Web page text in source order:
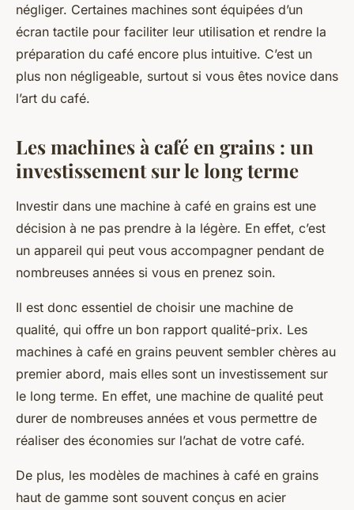
négliger. Certaines machines sont équipées d’un
écran tactile pour faciliter leur utilisation et rendre la
préparation du café encore plus intuitive. C’est un
plus non négligeable, surtout si vous êtes novice dans
l’art du café.
Les machines à café en grains : un
investissement sur le long terme
Investir dans une machine à café en grains est une
décision à ne pas prendre à la légère. En effet, c’est
un appareil qui peut vous accompagner pendant de
nombreuses années si vous en prenez soin.
Il est donc essentiel de choisir une machine de
qualité, qui offre un bon rapport qualité-prix. Les
machines à café en grains peuvent sembler chères au
premier abord, mais elles sont un investissement sur
le long terme. En effet, une machine de qualité peut
durer de nombreuses années et vous permettre de
réaliser des économies sur l’achat de votre café.
De plus, les modèles de machines à café en grains
haut de gamme sont souvent conçus en acier